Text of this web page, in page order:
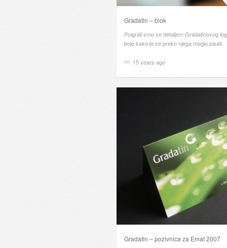
Gradatin – blok
Poigrali smo se detaljem Gradatinovog
boje kako bi se preko njega moglo pisati.
15 years ago
Gradatin – pozivnica za Emat 2007